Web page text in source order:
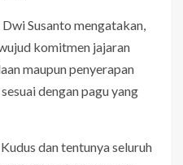
Susanto mengatakan,
komitmen jajaran
maupun penyerapan
dengan pagu yang
dan tentunya seluruh